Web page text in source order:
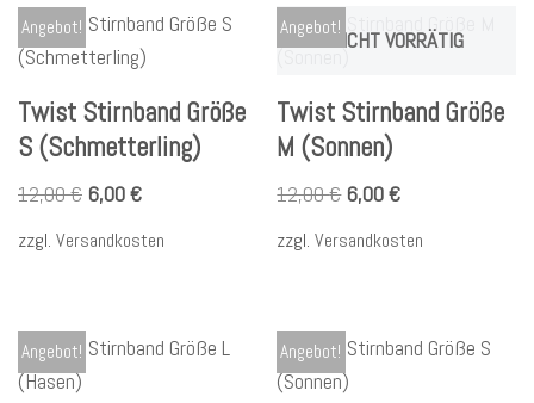
Angebot!
Twist Stirnband Größe
S (Schmetterling)
12,00€ 6,00€
zzgl. Versandkosten
NICHT VORRÄTIG
Angebot!
Twist Stirnband Größe
M (Sonnen)
12,00€ 6,00€
zzgl.Versandkosten
Angebot! Angebot!